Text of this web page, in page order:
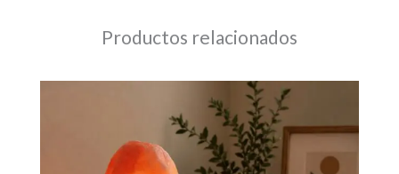
Productos relacionados